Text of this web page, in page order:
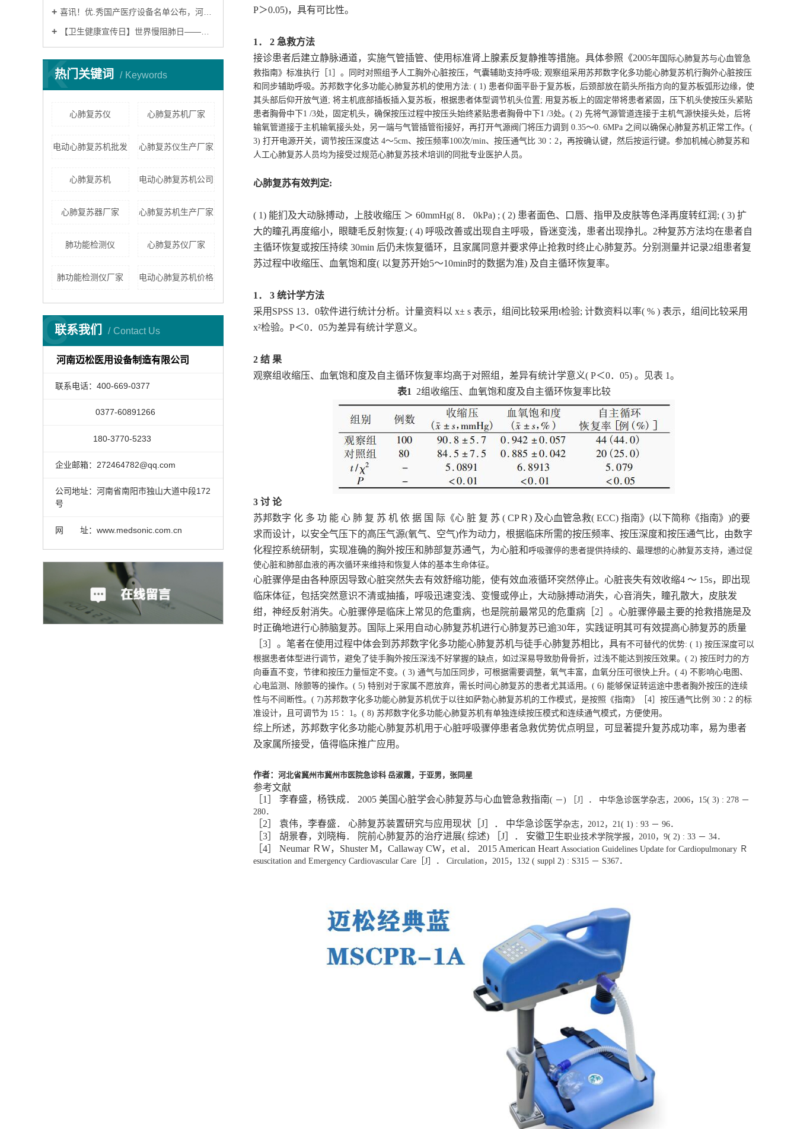
喜讯！优.秀国产医疗设备名单公布，河南迈松苏邦产品连续九年荣誉上榜！
【卫生健康宣传日】世界慢阻肺日——肺系生命，刻不容缓！
热门关键词 Keywords
K
心肺复苏仪 心肺复苏机厂家
电动心肺复苏机批发 心肺复苏仪生产厂家
心肺复苏机 电动心肺复苏机公司
心肺复苏器厂家 心肺复苏机生产厂家
肺功能检测仪 心肺复苏仪厂家
肺功能检测仪厂家 电动心肺复苏机价格
联系我们 Contact Us
C
河南迈松医用设备制造有限公司
联系电话：400-669-0377
0377-60891266
180-3770-5233
企业邮箱：272464782@qq.com
公司地址：河南省南阳市独山大道中段172
号
网 址：www.medsonic.com.cn
P＞0.05)，具有可比性。
1． 2 急救方法
接诊患者后建立静脉通道，实施气管插管、使用标准肾上腺素反复静推等措施。具体参照《2005年国际心肺复苏与心血管急
救指南》标准执行［1］。同时对照组予人工胸外心脏按压，气囊辅助支持呼吸; 观察组采用苏邦数字化多功能心肺复苏机行胸外心脏按压
和同步辅助呼吸。苏邦数字化多功能心肺复苏机的使用方法: ( 1) 患者仰面平卧于复苏板，后颈部放在箭头所指方向的复苏板弧形边缘，使
其头部后仰开放气道; 将主机底部插板插入复苏板，根据患者体型调节机头位置; 用复苏板上的固定带将患者紧固，压下机头使按压头紧贴
患者胸骨中 下1 /3处，固定机头，确保按压过程中按压头始终紧贴患者胸骨中下1 /3处。( 2) 先将气源管道连接于主机气源快接头处，后将
输氧管道接于主机输氧接头处，另一端与气管插管衔接好，再打开气源阀门将压力调到 0.35～0. 6MPa 之间以确保心肺复苏机正常工作。(
3) 打开电源开关，调节按压深度达 4～5cm、按压频率100次/min、按压通气比 30∶2，再按确认键，然后按运行键。参加机械心肺复苏和
人工心肺复苏人员均为接受过规范心肺复苏技术培训的同批专业医护人员。
心肺复苏有效判定:
( 1) 能扪及大动脉搏动，上肢收缩压 ＞ 60mmHg( 8． 0kPa) ; ( 2) 患者面色、口唇、 指甲及皮肤等色泽再度转红润 ; ( 3) 扩
大的瞳孔再度缩小，眼睫毛反射恢复; ( 4) 呼吸改善或出现自主呼吸，昏迷变浅，患者出现挣扎。 2种复苏方法均在患者自
主循环恢复或按压持续 30min 后仍未恢复循环，且家属同意并要求停止抢救时终止心肺复苏。分别测量并记录2组患者复
苏过程中收缩压、血氧饱和度( 以复苏开始5～10min时的数据为准) 及自主循环恢复率。
1． 3 统计学方法
采用 SPSS 13．0软件进行统计分析。计量资料以 x± s 表示，组间比较采用t检验; 计数资料以率( % ) 表示，组间比较采用
x²检验。 P＜0．05为差异有统计学意义。
2 结 果
观察组收缩压、血氧饱和度及自主循环恢复率均高于对照组，差异有统计学意义( P＜0．05) 。见表 1。
表1 2组收缩压、血氧饱和度及自主循环恢复率比较
3 讨 论
苏邦数字 化 多 功 能 心 肺 复 苏 机 依 据 国 际《心 脏 复 苏 ( CPＲ) 及心血管急救( ECC) 指南》(以下简称《指南》 )的要
求而设计，以安全气压下的高压气源(氧气、空气)作为动力，根据临床所需的按压频率、按压深度和按压通气比，由数字
化程控系统研制，实现准确的胸外按压和肺部复苏通气，为心脏和 呼吸骤停的患者提供持续的、最理想的心肺复苏支持，通过促
使心脏和肺部血液的再次循环来维持和恢复人体的基本生命体征。
心脏骤停是由各种原因导致心脏突然失去有效舒缩功能， 使有效血液循环突然停止。心脏丧失有效收缩4 ～ 15s，即出现
临床体征，包括突然意识不清或抽搐，呼吸迅速变浅、变慢或停止，大动脉搏动消失，心音消失，瞳孔散大，皮肤发
绀，神经反射消失。心脏骤停是临床上常见的危重病，也是院前最常见的危重病［2］。心脏骤停最主要的抢救措施是及
时正确地进行心肺脑复苏。国际上采用自动心肺复苏机进行心肺复苏已逾30年，实践证明其可有效提高心肺复苏的质量
［3］。笔者在使用过程中体会到苏邦数字化多功能心肺复苏机与徒手心肺复苏相比，具有不可替代的优势: ( 1) 按压深度可以
根据患者体型进行调节，避免了徒手胸外按压深浅不好掌握的缺点，如过深易导致肋骨骨折，过浅不能达到按压效果。( 2) 按压时力的方
向垂直不变，节律和按压力量恒定不变。( 3) 通气与加压同步，可根据需要调整，氧气丰富，血氧分压可很快上升。( 4) 不影响心电图、
心电监测 、 除颤等的操作。( 5) 特别对于家属不愿放弃， 需长时间心肺复苏的患者尤其适用。( 6) 能够保证转运途中患者胸外按压的连续
性与不间断性。( 7)苏邦数字化多功能心肺复苏机优于以往如萨勃心肺复苏机的工作模式，是按照《指南》［4］按压通气比例 30∶2 的标
准设计，且可调节为 15∶ 1。( 8) 苏邦数字化多功能心肺复苏机有单独连续按压模式和连续通气模式，方便使用。
综上所述，苏邦数字化多功能心肺复苏机用于心脏呼吸骤停患者急救优势优点明显，可显著提升复苏成功率，易为患者
及家属所接受，值得临床推广应用。
作者： 河北省冀州市冀州市医院急诊科 岳淑霞， 于亚男 ， 张同星
参考文献
1］ 李春盛，杨铁成． 2005 美国心脏学会心肺复苏与心血管急救指南( －) ［J］． 中华急诊医学杂志，2006，15( 3) : 278 －
280．
2］ 袁伟，李春盛． 心肺复苏装置研究与应用现状［J］． 中华急诊医学杂志， 2012，21( 1) : 93 － 96．
3］ 胡景春，刘晓梅． 院前心肺复苏的治疗进展( 综述) ［J］． 安徽卫生职业技术学院学报， 2010， 9( 2) : 33 － 34．
4］ Neumar ＲW，Shuster M，Callaway CW，et al． 2015 American Heart Association Guidelines Update for Cardiopulmonary Ｒ
esuscitation and Emergency Cardiovascular Care［J］． Circulation，2015，132 ( suppl 2) : S315 － S367．